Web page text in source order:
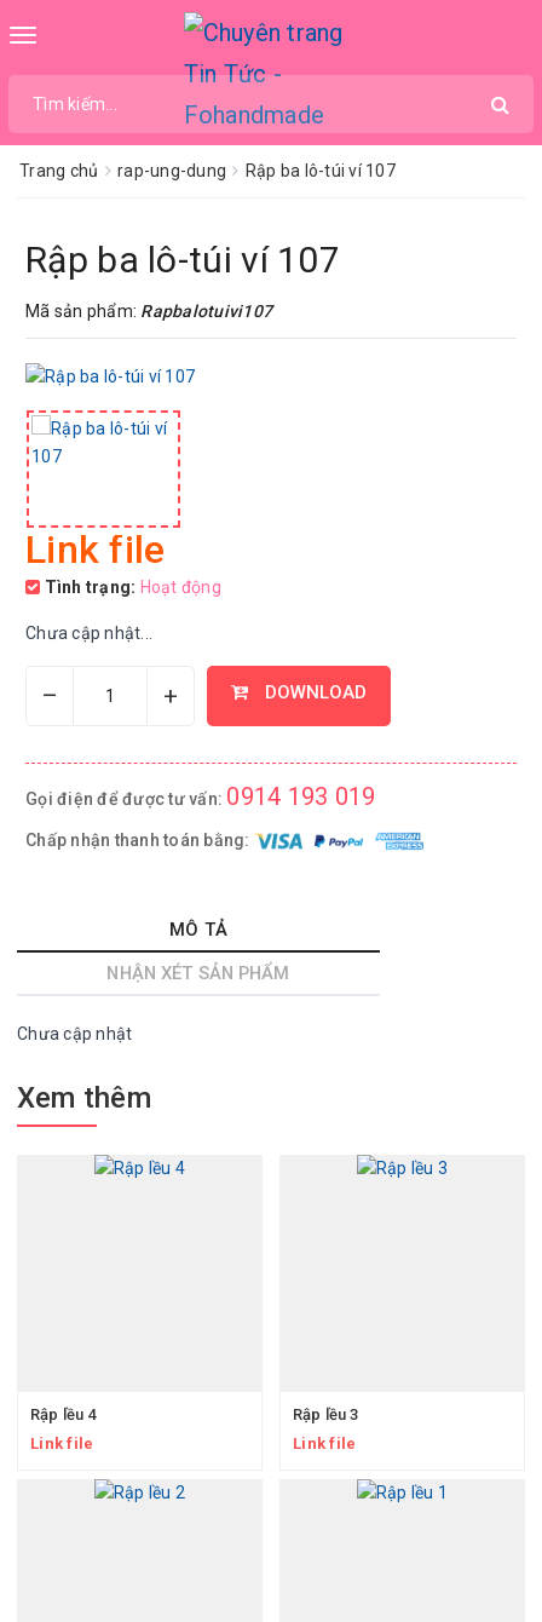
Toggle
Trang chủ rap-ung-dung Rập ba lô-túi ví 107
Rập ba lô-túi ví 107
Mã sản phẩm: Rapbalotuivi107
Link file
Tình trạng: Hoạt động
Chưa cập nhật...
– + DOWNLOAD
Gọi điện để được tư vấn: 0914 193 019
Chấp nhận thanh toán bằng:
MÔ TẢ
NHẬN XÉT SẢN PHẨM
Chưa cập nhật
Xem thêm
Rập lều 4
Link file
Rập lều 3
Link file